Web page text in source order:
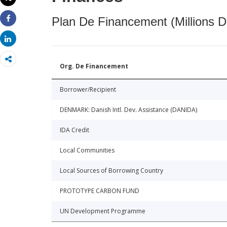
Imprimer
Share
Share
Plan De Financement (Millions
Org. De Financement
Borrower/Recipient
DENMARK: Danish Intl. Dev. Assistance (DANIDA)
IDA Credit
Local Communities
Local Sources of Borrowing Country
PROTOTYPE CARBON FUND
UN Development Programme